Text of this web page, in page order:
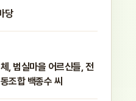
당
, 범실마을 어르신들, 전
조합 백종수 씨